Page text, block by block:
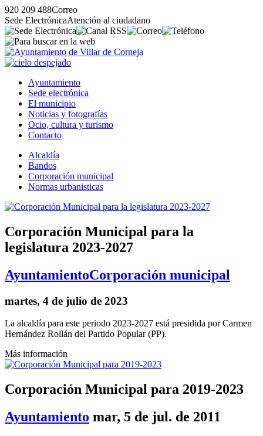
920 209 488Correo
Sede ElectrónicaAtención al ciudadano
Ayuntamiento
Sede electrónica
El municipio
Noticias y fotografías
Ocio, cultura y turismo
Contacto
Alcaldía
Bandos
Corporación municipal
Normas urbanisticas
Corporación Municipal para la
legislatura 2023-2027
AyuntamientoCorporación municipal
martes, 4 de julio de 2023
La alcaldía para este periodo 2023-2027 está presidida por Carmen
Hernández Rollán del Partido Popular (PP).
Más información
Corporación Municipal para 2019-2023
Ayuntamiento mar, 5 de jul. de 2011